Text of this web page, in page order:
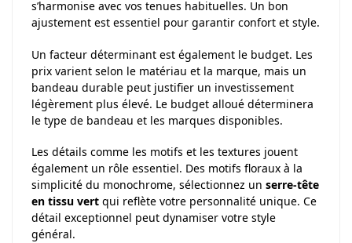
s’harmonise avec vos tenues habituelles. Un bon
ajustement est essentiel pour garantir confort et style.
Un facteur déterminant est également le budget. Les
prix varient selon le matériau et la marque, mais un
bandeau durable peut justifier un investissement
légèrement plus élevé. Le budget alloué déterminera
le type de bandeau et les marques disponibles.
Les détails comme les motifs et les textures jouent
également un rôle essentiel. Des motifs floraux à la
simplicité du monochrome, sélectionnez un serre-tête
en tissu vert qui reflète votre personnalité unique. Ce
détail exceptionnel peut dynamiser votre style
général.